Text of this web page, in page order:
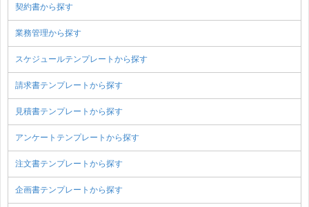
契約書から探す
業務管理から探す
スケジュールテンプレートから探す
請求書テンプレートから探す
見積書テンプレートから探す
アンケートテンプレートから探す
注文書テンプレートから探す
企画書テンプレートから探す